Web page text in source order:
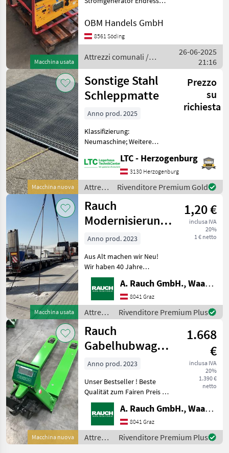
Macchina usata
Volt Benzin leider Motor
drehen Typ Koller sofort
OBM Handels GmbH
8561 Söding
Attrezzi comunali /
Sonstige
26-06-2025
21:16
Macchina nuova
Sonstige Stahl
Schleppmatte
Prezzo
su
richiesta
Anno prod. 2025
Klassifizierung:
Neumaschine; Weitere
Edelstahl Schleppmatte,
ideal für das Einarbeiten
von Material. In
verschiedenen Größen
LTC - Herzogenburg
3130 Herzogenburg
Attrezzi
comunali
/
Sonstige
Rivenditore Premium Gold
Macchina usata
Rauch
Modernisierung
von
Brückenwaagen
50t/20kg
1,20 €
inclusa IVA
20%
1 € netto
Anno prod. 2023
Aus Alt machen wir Neu!
Wir haben 40 Jahre
Erfahrung im
Fahrzeugwaagenbau.
Dadurch sind wir in der
Lage, bestehende
Fahrzeuwaagen /
Brückenwaagen zu
modernisiere
A. Rauch GmbH., Waagen-Lebensmittelmaschinen-Befeuchtungstechnik
8041 Graz
Attrezzi
comunali
/ Rauch
Rivenditore Premium Plus
Macchina nuova
Rauch
Gabelhubwagen
mit Waage
1.668
€
inclusa IVA
20%
1.390 €
netto
Anno prod. 2023
Unser Bestseller ! Beste
Qualität zum Fairen Preis !
2500kg/500g , 30mm XL
Ziffern , Akku mit enormer
Lebensdauer !
Handhubwagen mit Waage
beste Qualität für Lager -
A. Rauch GmbH., Waagen-Lebensmittelmaschinen-Befeuchtungstechnik
8041 Graz
Attrezzi
comunali
Rivenditore Premium Plus